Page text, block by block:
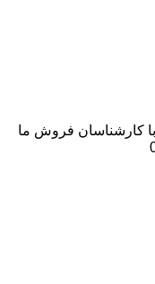
کارشناسان فروش ما